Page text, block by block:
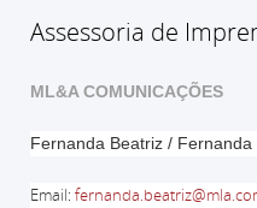
Assessoria de
ML&A COMUNICAÇÕES
Fernanda Beatriz / Fernanda
Email: